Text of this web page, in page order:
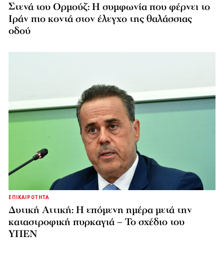
Στενά του Ορμούζ: Η συμφωνία που φέρνει το
Ιράν πιο κοντά στον έλεγχο της θαλάσσιας
οδού
ΕΠΙΚΑΙΡΟΤΗΤΑ
Δυτική Αττική: Η επόμενη ημέρα μετά την
καταστροφική πυρκαγιά – Το σχέδιο του
ΥΠΕΝ